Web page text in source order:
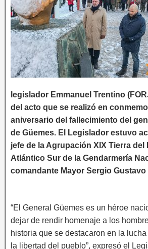
legislador Emmanuel Trentino
del acto que se realizó en
aniversario del fallecimiento del
de Güemes. El Legislador estuvo
jefe de la Agrupación XIX Tierra del
Atlántico Sur de la Gendarmería
comandante Mayor Sergio Gustavo
“El General Güemes es un héroe
dejar de rendir homenaje a los
historia que se destacaron en la
la libertad del pueblo”, expresó el